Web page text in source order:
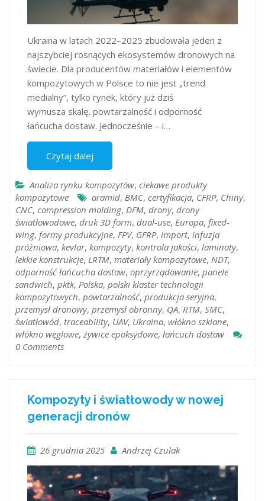
Ukraina w latach 2022–2025 zbudowała jeden z
najszybciej rosnących ekosystemów dronowych na
świecie. Dla producentów materiałów i elementów
kompozytowych w Polsce to nie jest „trend
medialny”, tylko rynek, który już dziś
wymusza skalę, powtarzalność i odporność
łańcucha dostaw. Jednocześnie – i…
Czytaj dalej
Analiza rynku kompozytów, ciekawe produkty
kompozytowe
aramid, BMC, certyfikacja, CFRP, Chiny,
CNC, compression molding, DFM, drony, drony
światłowodowe, druk 3D form, dual-use, Europa, fixed-
wing, formy produkcyjne, FPV, GFRP, import, infuzja
próżniowa, kevlar, kompozyty, kontrola jakości, laminaty,
lekkie konstrukcje, LRTM, materiały kompozytowe, NDT,
odporność łańcucha dostaw, oprzyrządowanie, panele
sandwich, pktk, Polska, polski klaster technologii
kompozytowych, powtarzalność, produkcja seryjna,
przemysł dronowy, przemysł obronny, QA, RTM, SMC,
światłowód, traceability, UAV, Ukraina, włókno szklane,
włókno węglowe, żywice epoksydowe, łańcuch dostaw
0 Comments
Kompozyty i światłowody w nowej
generacji dronów
26 grudnia 2025 Andrzej Czulak